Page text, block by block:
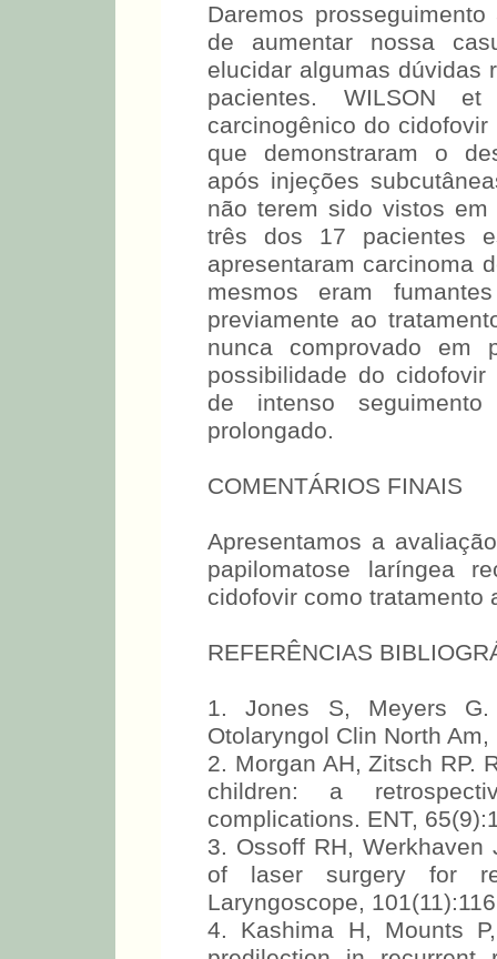
Daremos
de aumentar nossa
elucidar algumas dúvidas
pacientes. WILSON
carcinogênico do
que demonstraram o
após injeções
não terem sido vistos
três dos 17 pacientes
apresentaram carcinoma
mesmos eram
previamente ao
nunca comprovado em
possibilidade do
de intenso
prolongado.
COMENTÁRIOS FINAIS
Apresentamos a
papilomatose laríngea
cidofovir como tratamento
REFERÊNCIAS
1. Jones S, Meyers
Otolaryngol Clin North
2. Morgan AH, Zitsch RP.
children: a
complications. ENT,
3. Ossoff RH, Werkhaven
of laser surgery for
Laryngoscope,
4. Kashima H, Mounts